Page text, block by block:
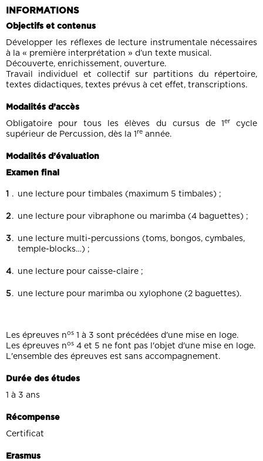
INFORMATIONS
Objectifs et contenus
Développer les réflexes de lecture instrumentale nécessaires
à la « première interprétation » d’un texte musical.
Découverte, enrichissement, ouverture.
Travail individuel et collectif sur partitions du répertoire,
textes didactiques, textes prévus à cet effet, transcriptions.
Modalités d’accès
Obligatoire pour tous les élèves du cursus de 1 er
cycle
supérieur de Percussion, dès la 1 re année.
Modalités d’évaluation
Examen final
une lecture pour timbales (maximum 5 timbales) ;
une lecture pour vibraphone ou marimba (4 baguettes) ;
une lecture multi-percussions (toms, bongos, cymbales,
temple-blocks…) ;
une lecture pour caisse-claire ;
une lecture pour marimba ou xylophone (2 baguettes).
Les épreuves nos 1 à 3 sont précédées d'une mise en loge.
Les épreuves nos 4 et 5 ne font pas l'objet d'une mise en loge.
L'ensemble des épreuves est sans accompagnement.
Durée des études
1 à 3 ans
Récompense
Certificat
Erasmus